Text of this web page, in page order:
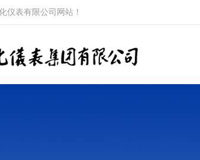
仪表有限公司网站！